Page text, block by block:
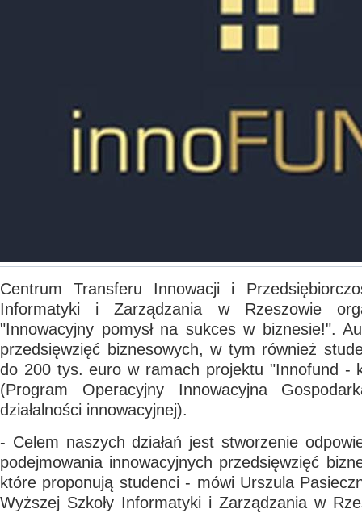
Centrum Transferu Innowacji i
Informatyki i Zarządzania w Rzeszowie
"Innowacyjny pomysł na sukces w biznesie!".
przedsięwzięć biznesowych, w tym również
do 200 tys. euro w ramach projektu "Innofund -
(Program Operacyjny Innowacyjna
działalności innowacyjnej).
- Celem naszych działań jest stworzenie
podejmowania innowacyjnych przedsięwzięć
które proponują studenci - mówi Urszula
Wyższej Szkoły Informatyki i Zarządzania w